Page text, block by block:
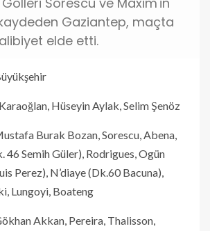
kaydeden Gaziantep, maçta
elde etti.
Hüseyin Aylak, Selim Şenöz
Burak Bozan, Sorescu, Abena,
46 Semih Güler), Rodrigues, Ogün
Perez), N’diaye (Dk.60 Bacuna),
Lungoyi, Boateng
Akkan, Pereira, Thalisson,